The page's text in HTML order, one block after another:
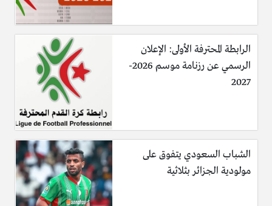
الرابطة المحترفة الأولى: الإعلان
الرسمي عن رزنامة موسم 2026-
2027
الشباب السعودي يتفوق على
مولودية الجزائر بثلاثية